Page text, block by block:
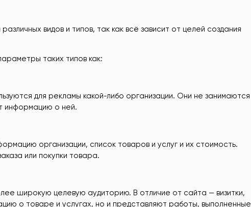
видов и типов, так как всё зависит от целей создания
таких типов как:
для рекламы какой-либо организации. Они не занимаются
информацию о ней.
организации, список товаров и услуг и их стоимость.
или покупки товара.
широкую целевую аудиторию. В отличие от сайта — визитки,
о товаре и услугах, но и представляют работы, выполненные